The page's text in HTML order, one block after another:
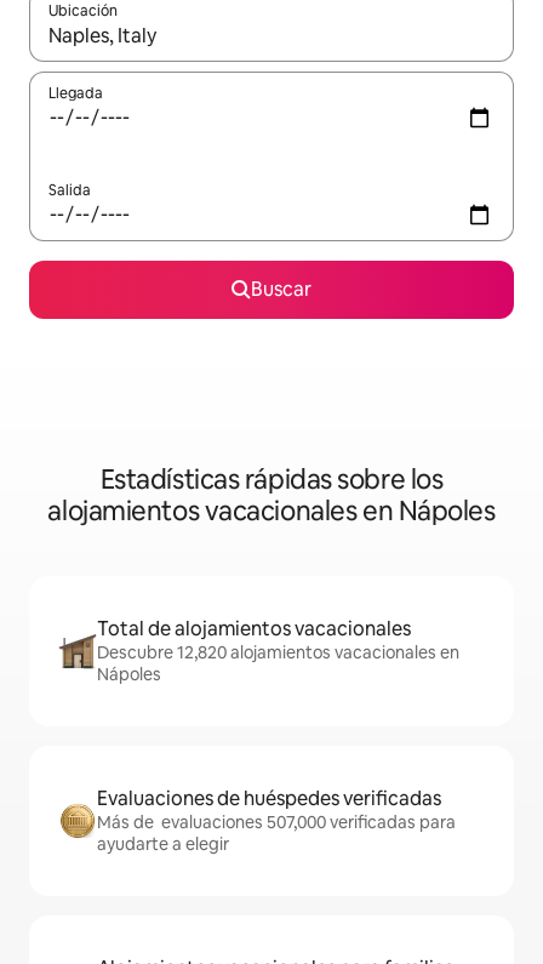
Ubicación
Cuando los resultados estén disponibles, podrás navegar
Llegada
Salida
Buscar
Estadísticas rápidas sobre los
alojamientos vacacionales en Nápoles
Total de alojamientos vacacionales
Descubre 12,820 alojamientos vacacionales en
Nápoles
Evaluaciones de huéspedes verificadas
Más de evaluaciones 507,000 verificadas para
ayudarte a elegir